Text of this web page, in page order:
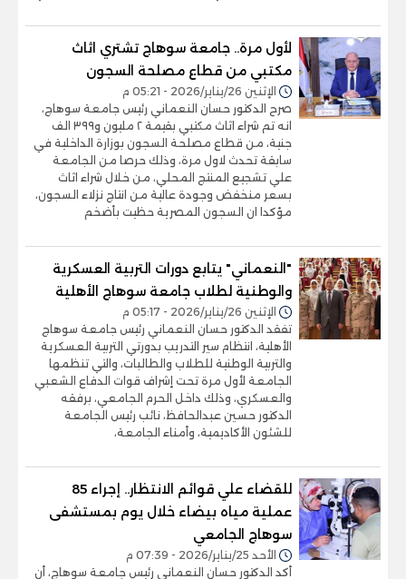
لأول مرة.. جامعة سوهاج تشتري اثاث
مكتبي من قطاع مصلحة السجون
الإثنين 26/يناير/2026 - 05:21 م
صرح الدكتور حسان النعماني رئيس جامعة سوهاج،
انه تم شراء اثاث مكتبي بقيمة ٢ مليون و٣٩٩ الف
جنية، من قطاع مصلحة السجون بوزارة الداخلية في
سابقة تحدث لاول مرة، وذلك حرصا من الجامعة
علي تشجيع المنتج المحلي، من خلال شراء اثاث
بسعر منخفض وجودة عالية من انتاج نزلاء السجون،
مؤكدا ان السجون المصرية حظيت بأضخم
"النعماني" يتابع دورات التربية العسكرية
والوطنية لطلاب جامعة سوهاج الأهلية
الإثنين 26/يناير/2026 - 05:17 م
تفقد الدكتور حسان النعماني رئيس جامعة سوهاج
الأهلية، انتظام سير التدريب بدورتي التربية العسكرية
والتربية الوطنية للطلاب والطالبات، والتي تنظمها
الجامعة لأول مرة تحت إشراف قوات الدفاع الشعبي
والعسكري، وذلك داخل الحرم الجامعي، برفقه
الدكتور حسين عبدالحافظ، نائب رئيس الجامعة
للشئون الأكاديمية، وأمناء الجامعة،
للقضاء علي قوائم الانتظار.. إجراء 85
عملية مياه بيضاء خلال يوم بمستشفى
سوهاج الجامعي
الأحد 25/يناير/2026 - 07:39 م
أكد الدكتور حسان النعماني رئيس جامعة سوهاج، أن